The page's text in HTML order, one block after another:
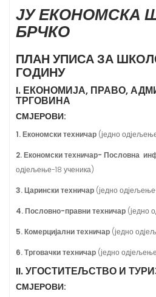
ЈУ ЕКОНОМСКА
БРЧКО
ПЛАН УПИСА ЗА
ГОДИНУ
I. ЕКОНОМИЈА, ПРАВО,
ТРГОВИНА
СМЈЕРОВИ:
1. Економски техничар (једно
2. Економски техничар- Пословна
одјељење-18 ученика)
3. Царински техничар (једно
4. Пословно-правни техничар (једно
5. Комерцијални техничар (једно
6. Трговачки техничар (једно
II. УГОСТИТЕЉСТВО И
СМЈЕРОВИ: